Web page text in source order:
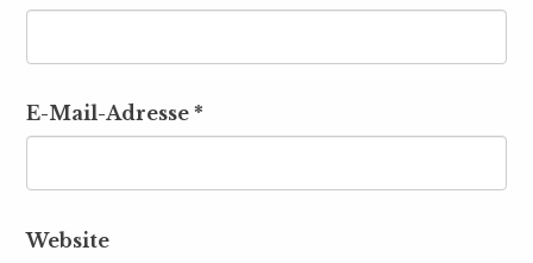
E-Mail-Adresse *
Website